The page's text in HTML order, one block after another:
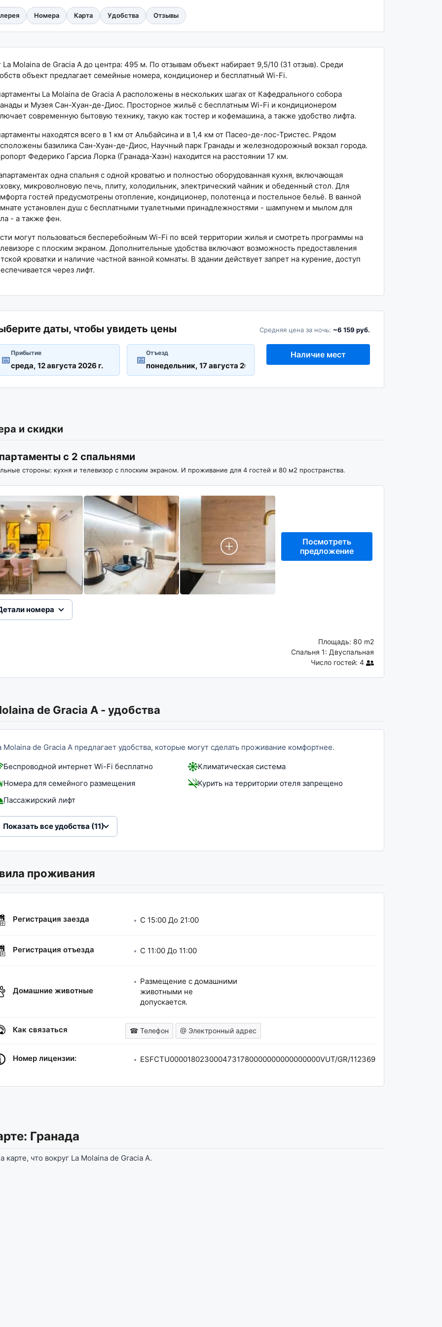
Номера Карта Удобства Отзывы
La Molaina de Gracia A до центра: 495 м. По отзывам объект набирает 9,5/10 (31 отзыв). Среди
объект предлагает семейные номера, кондиционер и бесплатный Wi-Fi.
La Molaina de Gracia A расположены в нескольких шагах от Кафедрального собора
и Музея Сан-Хуан-де-Диос. Просторное жильё с бесплатным Wi-Fi и кондиционером
современную бытовую технику, такую как тостер и кофемашина, а также удобство лифта.
находятся всего в 1 км от Альбайсина и в 1,4 км от Пасео-де-лос-Тристес. Рядом
базилика Сан-Хуан-де-Диос, Научный парк Гранады и железнодорожный вокзал города.
Федерико Гарсиа Лорка (Гранада-Хаэн) находится на расстоянии 17 км.
одна спальня с одной кроватью и полностью оборудованная кухня, включающая
микроволновую печь, плиту, холодильник, электрический чайник и обеденный стол. Для
гостей предусмотрены отопление, кондиционер, полотенца и постельное бельё. В ванной
установлен душ с бесплатными туалетными принадлежностями - шампунем и мылом для
- а также фен.
могут пользоваться бесперебойным Wi-Fi по всей территории жилья и смотреть программы на
с плоским экраном. Дополнительные удобства включают возможность предоставления
кроватки и наличие частной ванной комнаты. В здании действует запрет на курение, доступ
через лифт.
даты, чтобы увидеть цены Средняя цена за ночь: ~6 159 руб.
📅
Прибытие
📅
Отъезд Наличие мест
и скидки
с 2 спальнями
стороны: кухня и телевизор с плоским экраном. И проживание для 4 гостей и 80 м2 пространства.
Посмотреть
предложение
номера
Площадь: 80 m2
Спальня 1: Двуспальная
Число гостей: 4
de Gracia A - удобства
Molaina de Gracia A предлагает удобства, которые могут сделать проживание комфортнее.
Беспроводной интернет Wi-Fi бесплатно
Климатическая система
Номера для семейного размещения
Курить на территории отеля запрещено
Пассажирский лифт
Показать все удобства (11)
проживания
Регистрация заезда C 15:00До 21:00
Регистрация отъезда C 11:00До 11:00
Домашние животные
Размещение с домашними
животными не
допускается.
Как связаться ☎ Телефон @ Электронный адрес
Номер лицензии: ESFCTU0000180230004731780000000000000000VUT/GR/112369
Гранада
что вокруг La Molaina de Gracia A.